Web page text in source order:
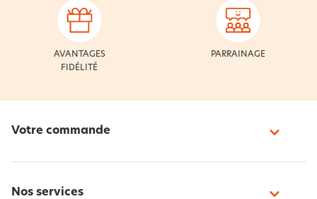
AVANTAGES
FIDÉLITÉ
PARRAINAGE
Votre commande
Nos services